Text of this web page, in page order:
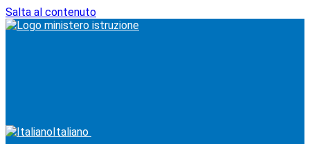
Salta al contenuto
Italiano